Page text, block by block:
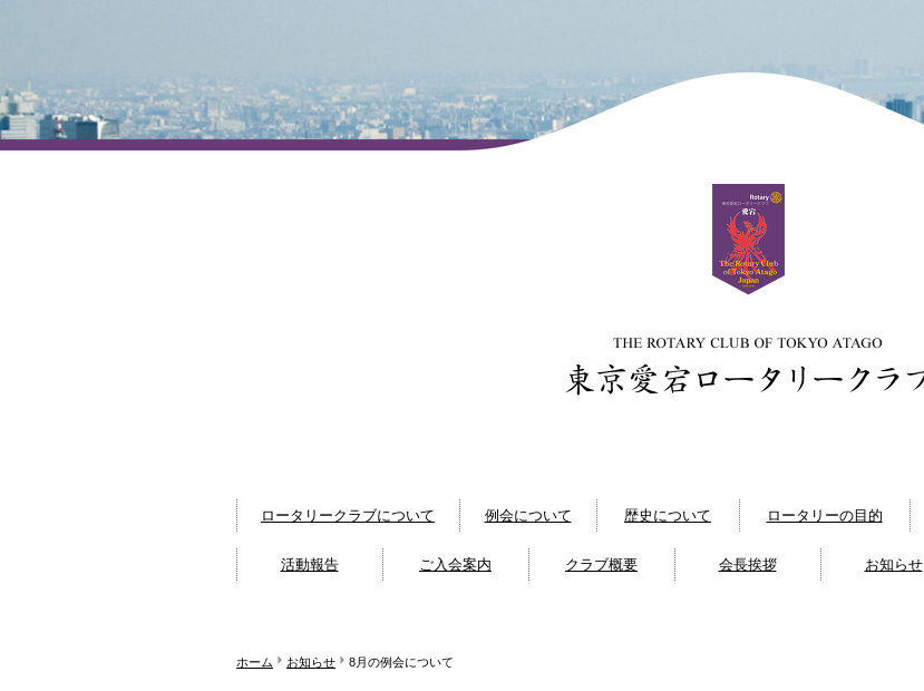
ロータリークラブについて 例会について 歴史について ロータリーの目的
活動報告 ご入会案内 クラブ概要 会長挨拶 お知らせ
ホーム お知らせ 8月の例会について